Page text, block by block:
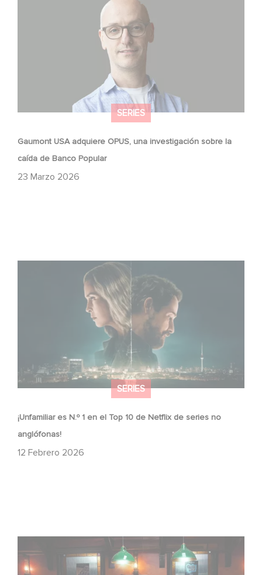
SERIES
Gaumont USA adquiere OPUS, una investigación sobre la
caída de Banco Popular
23 Marzo 2026
la caída de Banco Popular
SERIES
¡Unfamiliar es N.º 1 en el Top 10 de Netflix de series no
anglófonas!
12 Febrero 2026
¡Unfamiliar es N.º 1 en el Top 10 de Netflix de series no
When Broken Hearts Want Revenge: Welcome to The
Revenge Club